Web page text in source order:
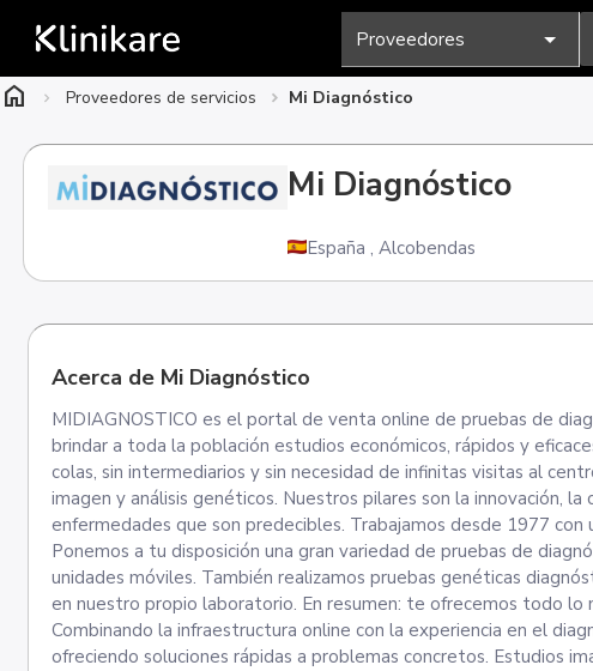
home Proveedores de servicios Mi Diagnóstico
Mi Diagnóstico
España , Alcobendas
Acerca de Mi Diagnóstico
MIDIAGNOSTICO es el portal de venta online de pruebas de
brindar a toda la población estudios económicos, rápidos y
colas, sin intermediarios y sin necesidad de infinitas visitas al
imagen y análisis genéticos. Nuestros pilares son la innovación,
enfermedades que son predecibles. Trabajamos desde 1977
Ponemos a tu disposición una gran variedad de pruebas de
unidades móviles. También realizamos pruebas genéticas
en nuestro propio laboratorio. En resumen: te ofrecemos todo
Combinando la infraestructura online con la experiencia en el
ofreciendo soluciones rápidas a problemas concretos. Estudios